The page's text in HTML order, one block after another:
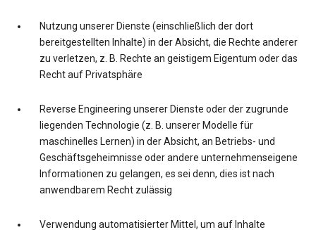
Nutzung unserer Dienste (einschließlich der dort
bereitgestellten Inhalte) in der Absicht, die Rechte anderer
zu verletzen, z. B. Rechte an geistigem Eigentum oder das
Recht auf Privatsphäre
Reverse Engineering unserer Dienste oder der zugrunde
liegenden Technologie (z. B. unserer Modelle für
maschinelles Lernen) in der Absicht, an Betriebs- und
Geschäftsgeheimnisse oder andere unternehmenseigene
Informationen zu gelangen, es sei denn, dies ist nach
anwendbarem Recht zulässig
Verwendung automatisierter Mittel, um auf Inhalte